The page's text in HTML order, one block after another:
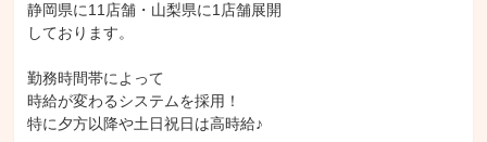
静岡県に11店舗・山梨県に1店舗展開
しております。
勤務時間帯によって
時給が変わるシステムを採用！
特に夕方以降や土日祝日は高時給♪